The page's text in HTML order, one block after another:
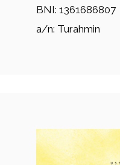
BNI: 1361686807
a/n: Turahmin